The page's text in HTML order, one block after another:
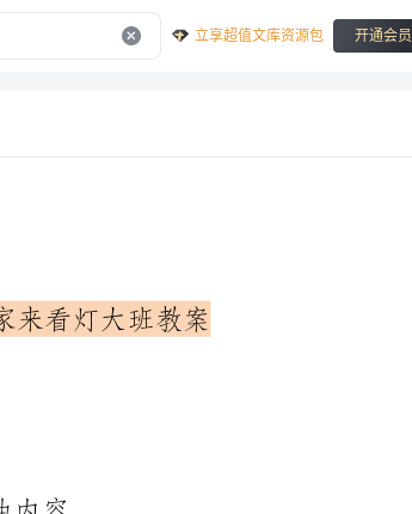
立享超值文库资源包 开通会员